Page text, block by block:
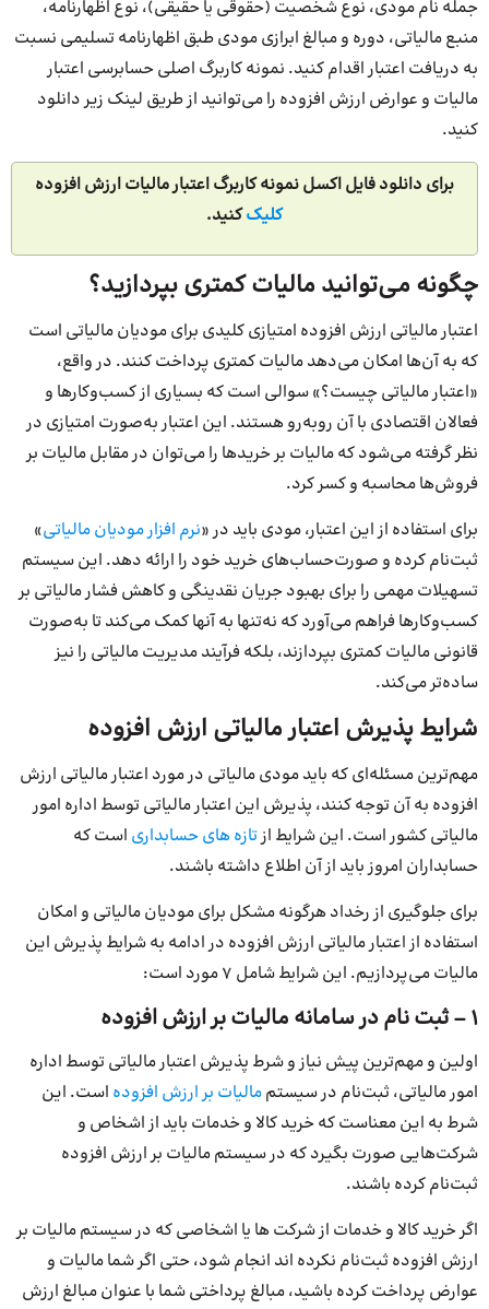
جمله نام مودی، نوع شخصیت (حقوقی یا حقیقی)، نوع اظهارنامه،
منبع مالیاتی، دوره و مبالغ ابرازی مودی طبق اظهارنامه تسلیمی نسبت
به دریافت اعتبار اقدام کنید. نمونه کاربرگ اصلی حسابرسی اعتبار
مالیات و عوارض ارزش افزوده را می‌توانید از طریق لینک زیر دانلود
کنید.
برای دانلود فایل اکسل نمونه کاربرگ اعتبار مالیات ارزش افزوده
کلیککنید.
چگونه می‌توانید مالیات کمتری بپردازید؟
اعتبار مالیاتی ارزش افزوده امتیازی کلیدی برای مودیان مالیاتی است
که به آن‌ها امکان می‌دهد مالیات کمتری پرداخت کنند. در واقع،
«اعتبار مالیاتی چیست؟» سوالی است که بسیاری از کسب‌وکارها و
فعالان اقتصادی با آن روبه‌رو هستند. این اعتبار به‌صورت امتیازی در
نظر گرفته می‌شود که مالیات بر خرید‌ها را می‌توان در مقابل مالیات بر
فروش‌ها محاسبه و کسر کرد.
برای استفاده از این اعتبار، مودی باید در «نرم افزارمودیانمالیاتی»
ثبت‌نام کرده و صورت‌حساب‌های خرید خود را ارائه دهد. این سیستم
تسهیلات مهمی را برای بهبود جریان نقدینگی و کاهش فشار مالیاتی بر
کسب‌وکارها فراهم می‌آورد که نه‌تنها به آنها کمک می‌کند تا به‌صورت
قانونی مالیات کمتری بپردازند، بلکه فرآیند مدیریت مالیاتی را نیز
ساده‌تر می‌کند.
شرایط پذیرش اعتبار مالیاتی ارزش افزوده
مهم‌ترین مسئله‌ای که باید مودی مالیاتی در مورد اعتبار مالیاتی ارزش
افزوده به آن توجه کنند، پذیرش این اعتبار مالیاتی توسط اداره امور
مالیاتی کشور است. این شرایط ازتازه های حسابداری است که
حسابداران امروز باید از آن اطلاع داشته باشند.
برای جلوگیری از رخداد هرگونه مشکل برای مودیان مالیاتی و امکان
استفاده از اعتبار مالیاتی ارزش افزوده در ادامه به شرایط پذیرش این
مالیات می‌پردازیم. این شرایط شامل 7 مورد است:
1 – ثبت نام در سامانه مالیات بر ارزش افزوده
اولین و مهم‌ترین پیش نیاز و شرط پذیرش اعتبار مالیاتی توسط اداره
امور مالیاتی، ثبت‌نام در سیستممالیات بر ارزش افزوده است. این
شرط به این معناست که خرید کالا و خدمات باید از اشخاص و
شرکت‌هایی صورت بگیرد که در سیستم مالیات بر ارزش افزوده
ثبت‌نام کرده باشند.
اگر خرید کالا و خدمات از شرکت ها یا اشخاصی که در سیستم مالیات بر
ارزش افزوده ثبت‌نام نکرده اند انجام شود، حتی اگر شما مالیات و
عوارض پرداخت کرده باشید، مبالغ پرداختی شما با عنوان مبالغ ارزش